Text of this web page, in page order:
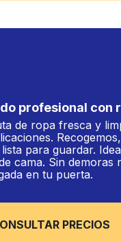
profesional con
de ropa fresca y
para guardar.
cama. Sin
en tu puerta.
PRECIOS